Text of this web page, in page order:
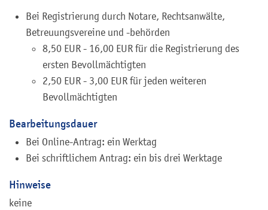
Bei Registrierung durch Notare, Rechtsanwälte,
Betreuungsvereine und -behörden
8,50 EUR - 16,00 EUR für die Registrierung des
ersten Bevollmächtigten
2,50 EUR - 3,00 EUR für jeden weiteren
Bevollmächtigten
Bearbeitungsdauer
Bei Online-Antrag: ein Werktag
Bei schriftlichem Antrag: ein bis drei Werktage
Hinweise
keine